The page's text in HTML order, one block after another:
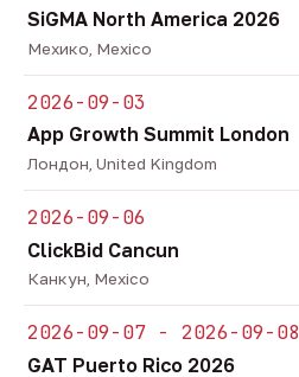
SiGMA North America 2026
Мехико, Mexico
2026-09-03
App Growth Summit London
Лондон, United Kingdom
2026-09-06
ClickBid Cancun
Канкун, Mexico
2026-09-07 - 2026-09-08
GAT Puerto Rico 2026